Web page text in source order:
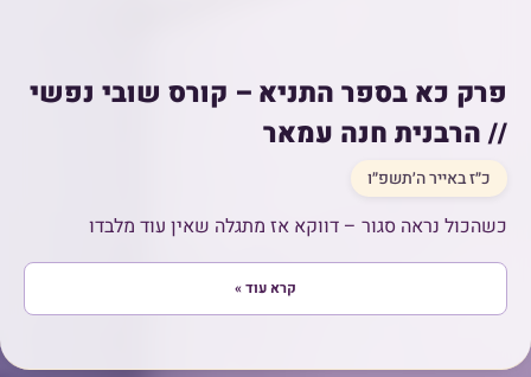
פרק כא בספר התניא – קורס שובי נפשי
// הרבנית חנה עמאר
כ״ז באייר ה׳תשפ״ו
כשהכול נראה סגור – דווקא אז מתגלה שאין עוד מלבדו
קרא עוד »